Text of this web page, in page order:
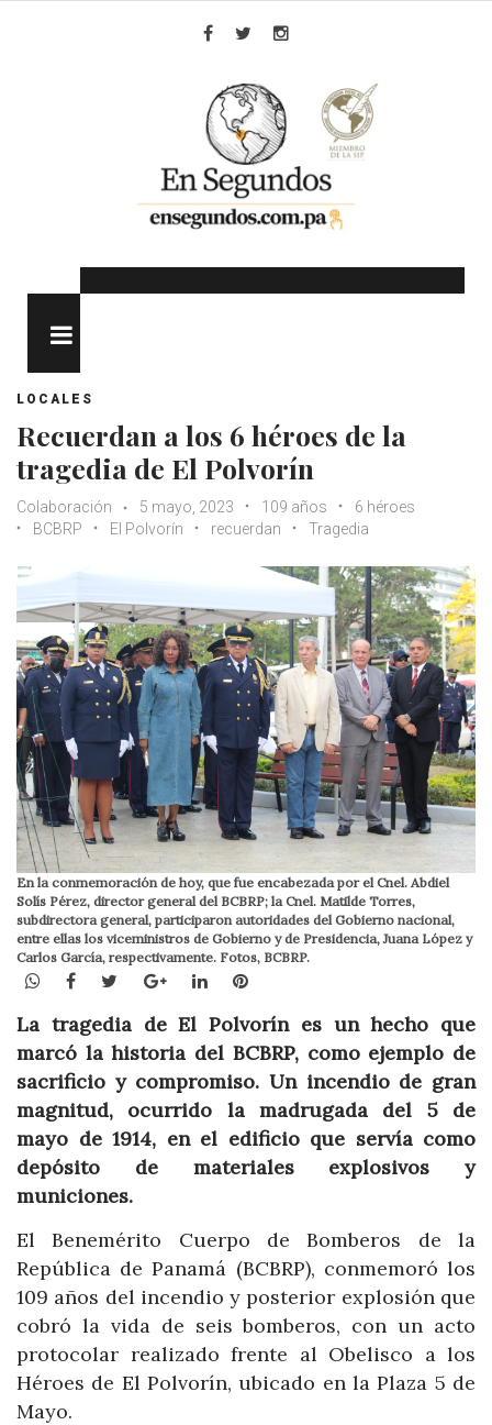
LOCALES
Recuerdan a los 6 héroes de la
tragedia de El Polvorín
Colaboración 5 mayo, 2023 109 años
6 héroes
BCBRP
El Polvorín recuerdan Tragedia
En la conmemoración de hoy, que fue encabezada por el Cnel. Abdiel
Solís Pérez, director general del BCBRP; la Cnel. Matilde Torres,
subdirectora general, participaron autoridades del Gobierno nacional,
entre ellas los viceministros de Gobierno y de Presidencia, Juana López y
Carlos García, respectivamente. Fotos, BCBRP.
WhatsApp
Facebook
TwitterGoogle+LinkedInPinterest
La tragedia de El Polvorín es un hecho que
marcó la historia del BCBRP, como ejemplo de
sacrificio y compromiso. Un incendio de gran
magnitud, ocurrido la madrugada del 5 de
mayo de 1914, en el edificio que servía como
depósito de materiales explosivos y
municiones.
El Benemérito Cuerpo de Bomberos de la
República de Panamá (BCBRP), conmemoró los
109 años del incendio y posterior explosión que
cobró la vida de seis bomberos, con un acto
protocolar realizado frente al Obelisco a los
Héroes de El Polvorín, ubicado en la Plaza 5 de
Mayo.